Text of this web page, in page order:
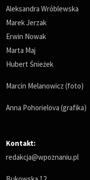
Aleksandra Wróblewska
Marek Jerzak
Erwin Nowak
Marta Maj
Hubert Śnieżek
Marcin Melanowicz (foto)
Anna Pohorielova (grafika)
Kontakt:
redakcja@wpoznaniu.pl